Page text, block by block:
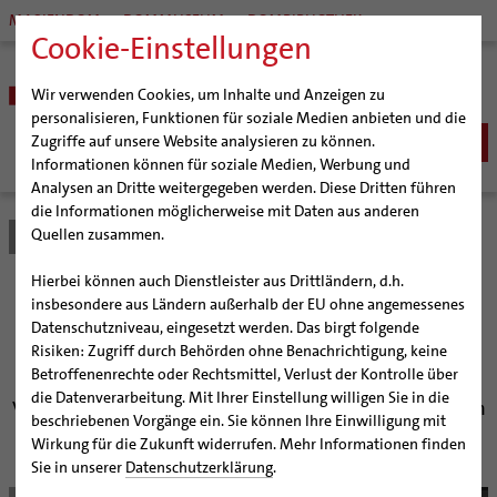
Cookie-Einstellungen
Wir verwenden Cookies, um Inhalte und Anzeigen zu
personalisieren, Funktionen für soziale Medien anbieten und die
Zugriffe auf unsere Website analysieren zu können.
Informationen können für soziale Medien, Werbung und
Analysen an Dritte weitergegeben werden. Diese Dritten führen
die Informationen möglicherweise mit Daten aus anderen
Quellen zusammen.
Hierbei können auch Dienstleister aus Drittländern, d.h.
insbesondere aus Ländern außerhalb der EU ohne angemessenes
Datenschutzniveau, eingesetzt werden. Das birgt folgende
Risiken: Zugriff durch Behörden ohne Benachrichtigung, keine
Betroffenenrechte oder Rechtsmittel, Verlust der Kontrolle über
die Datenverarbeitung. Mit Ihrer Einstellung willigen Sie in die
beschriebenen Vorgänge ein. Sie können Ihre Einwilligung mit
Wirkung für die Zukunft widerrufen. Mehr Informationen finden
Sie in unserer Datenschutzerklärung.
MARIENDOM DOMMUSEUM DOMBIBLIOTHEK
BISTUM
Bischöfe
Weihbischof Dr. Martin Marahrens
Bischof em. Norbert Trelle
Weihbischof em. Bongartz
Weihbischof em. Schwerdtfeger
Weihbischof em. Koitz
Bischof em. Dr. Wüstenberg
Generalvikariat
Gremien
Diözesangericht
Gemeindegremien
Pfarrgemeinden
Hildesheimer Dom
Virtueller Rundgang durch den Dom
Tausendjähriger Rosenstock
Die Hildesheimer Dommusik
Wallfahrten | Pilgern
Termine Wallfahrten und Pilgern
Jakobswege im Bistum Hildesheim
Veranstaltungen
Strategieprozess
Jugend
Bistum Hildesheim
Niedersachsenkonkordat
von 1965: Vortrag
Verein für Geschichte und Kunst im Bistum Hildesheim
lädt ein